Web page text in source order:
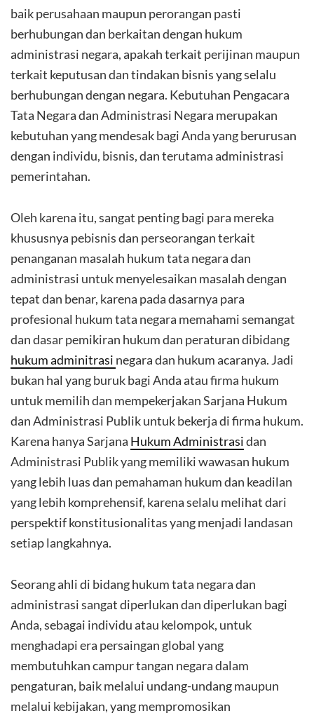
baik perusahaan maupun perorangan pasti
berhubungan dan berkaitan dengan hukum
administrasi negara, apakah terkait perijinan maupun
terkait keputusan dan tindakan bisnis yang selalu
berhubungan dengan negara. Kebutuhan Pengacara
Tata Negara dan Administrasi Negara merupakan
kebutuhan yang mendesak bagi Anda yang berurusan
dengan individu, bisnis, dan terutama administrasi
pemerintahan.
Oleh karena itu, sangat penting bagi para mereka
khususnya pebisnis dan perseorangan terkait
penanganan masalah hukum tata negara dan
administrasi untuk menyelesaikan masalah dengan
tepat dan benar, karena pada dasarnya para
profesional hukum tata negara memahami semangat
dan dasar pemikiran hukum dan peraturan dibidang
hukum adminitrasi negara dan hukum acaranya. Jadi
bukan hal yang buruk bagi Anda atau firma hukum
untuk memilih dan mempekerjakan Sarjana Hukum
dan Administrasi Publik untuk bekerja di firma hukum.
Karena hanya Sarjana Hukum Administrasidan
Administrasi Publik yang memiliki wawasan hukum
yang lebih luas dan pemahaman hukum dan keadilan
yang lebih komprehensif, karena selalu melihat dari
perspektif konstitusionalitas yang menjadi landasan
setiap langkahnya.
Seorang ahli di bidang hukum tata negara dan
administrasi sangat diperlukan dan diperlukan bagi
Anda, sebagai individu atau kelompok, untuk
menghadapi era persaingan global yang
membutuhkan campur tangan negara dalam
pengaturan, baik melalui undang-undang maupun
melalui kebijakan, yang mempromosikan